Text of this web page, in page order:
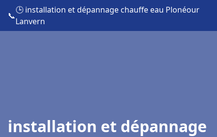
📞
🕒 installation et dépannage chauffe eau Plonéour
Lanvern
installation et dépannage